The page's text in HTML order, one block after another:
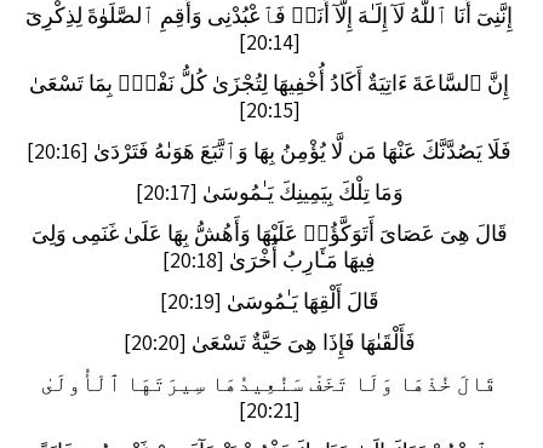
إِنَّنِىٓ أَنَا ٱللَّهُ لَآ إِلَـٰهَ إِلَّآ أَنَا۠ فَٱعْبُدْنِى وَأَقِمِ ٱلصَّلَوٰةَ لِذِكْرِىٓ
[20:14]
إِنَّ ٱلسَّاعَةَ ءَاتِيَةٌ أَكَادُ أُخْفِيهَا لِتُجْزَىٰ كُلُّ نَفْسٍۭ بِمَا تَسْعَىٰ
[20:15]
فَلَا يَصُدَّنَّكَ عَنْهَا مَن لَّا يُؤْمِنُ بِهَا وَٱتَّبَعَ هَوَىٰهُ فَتَرْدَىٰ [20:16]
وَمَا تِلْكَ بِيَمِينِكَ يَـٰمُوسَىٰ [20:17]
قَالَ هِىَ عَصَاىَ أَتَوَكَّؤُا۟ عَلَيْهَا وَأَهُشُّ بِهَا عَلَىٰ غَنَمِى وَلِىَ
فِيهَا مَـَٔارِبُ أُخْرَىٰ [20:18]
قَالَ أَلْقِهَا يَـٰمُوسَىٰ [20:19]
فَأَلْقَىٰهَا فَإِذَا هِىَ حَيَّةٌ تَسْعَىٰ [20:20]
قَالَ خُذْهَا وَلَا تَخَفْ سَنُعِيدُهَا سِيرَتَهَا ٱلْأُولَىٰ
[20:21]